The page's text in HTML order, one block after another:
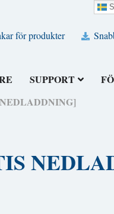
för produkter
SUPPORT